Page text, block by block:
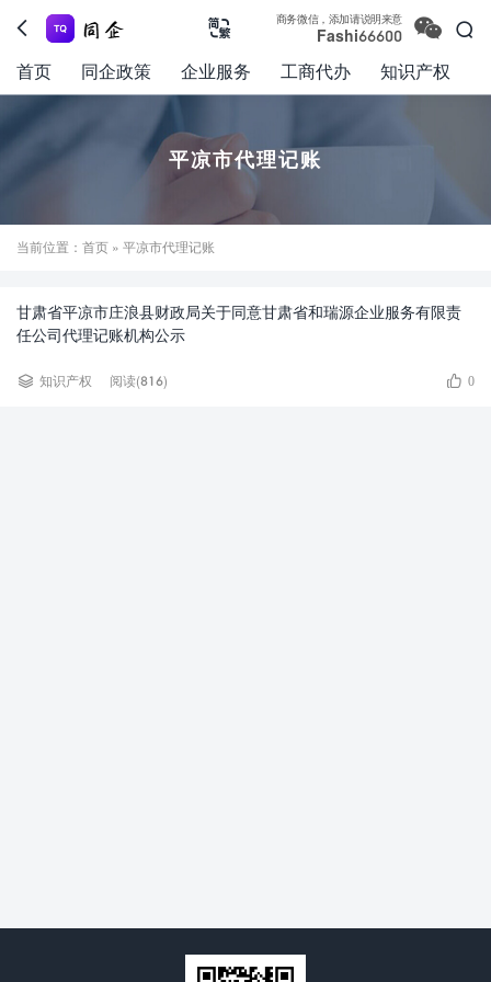
 
商务微信，添加请说明来意
Fashi66600 

首页 同企政策 企业服务 工商代办 知识产权
平凉市代理记账
当前位置： 首页 » 平凉市代理记账
甘肃省平凉市庄浪县财政局关于同意甘肃省和瑞源企业服务有限责
任公司代理记账机构公示
 知识产权 阅读(816)  0